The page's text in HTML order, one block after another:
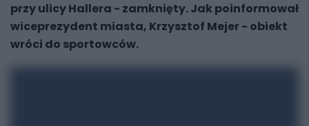
przy ulicy Hallera - zamknięty. Jak poinformował
wiceprezydent miasta, Krzysztof Mejer - obiekt
wróci do sportowców.